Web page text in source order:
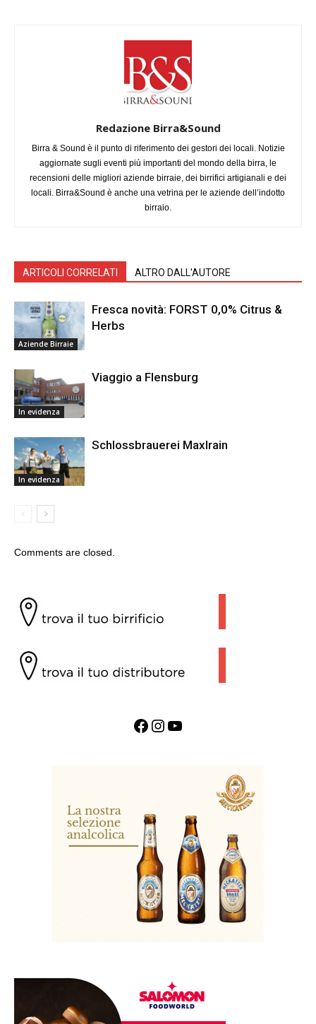
Redazione Birra&Sound
Birra & Sound è il punto di riferimento dei gestori dei locali. Notizie
aggiornate sugli eventi più importanti del mondo della birra, le
recensioni delle migliori aziende birraie, dei birrifici artigianali e dei
locali. Birra&Sound è anche una vetrina per le aziende dell’indotto
birraio.
ARTICOLI CORRELATI ALTRO DALL'AUTORE
Aziende Birraie
Fresca novità: FORST 0,0% Citrus &
Herbs
In evidenza
Viaggio a Flensburg
In evidenza
Schlossbrauerei Maxlrain
Comments are closed.
Facebook InstagramYouTube